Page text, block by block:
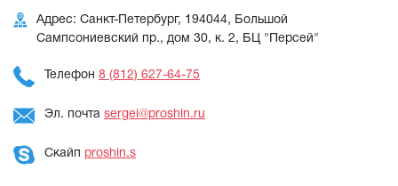
Адрес:Санкт-Петербург, 194044, Большой
Сампсониевский пр., дом 30, к. 2, БЦ "Персей"
Телефон 8 (812) 627-64-75
Эл. почта sergei@proshin.ru
Скайп proshin.s